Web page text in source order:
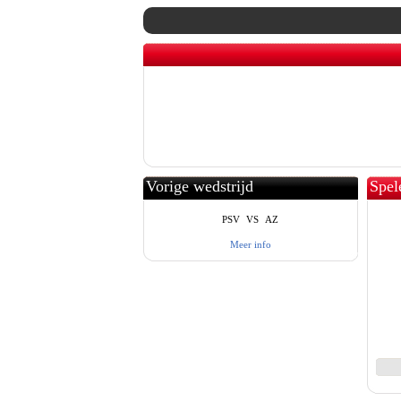
Vorige wedstrijd
PSV VS AZ
Meer info